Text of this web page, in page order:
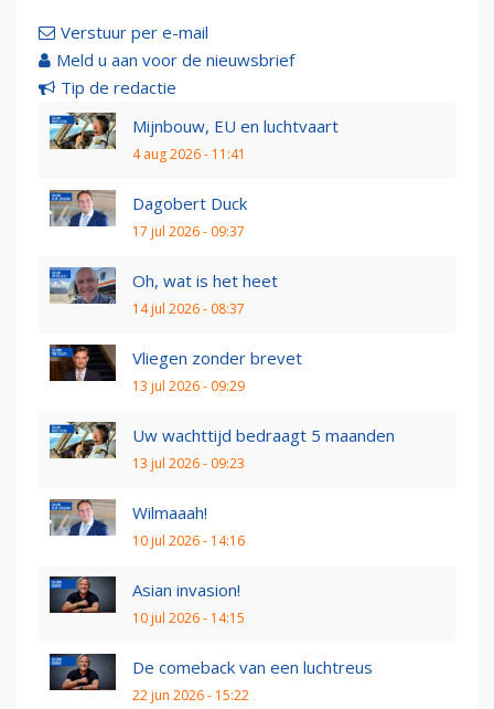
Verstuur per e-mail
Meld u aan voor de nieuwsbrief
Tip de redactie
Mijnbouw, EU en luchtvaart
4 aug 2026 - 11:41
Dagobert Duck
17 jul 2026 - 09:37
Oh, wat is het heet
14 jul 2026 - 08:37
Vliegen zonder brevet
13 jul 2026 - 09:29
Uw wachttijd bedraagt 5 maanden
13 jul 2026 - 09:23
Wilmaaah!
10 jul 2026 - 14:16
Asian invasion!
10 jul 2026 - 14:15
De comeback van een luchtreus
22 jun 2026 - 15:22